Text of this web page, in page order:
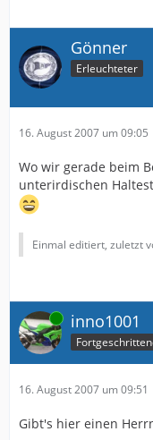
Gönner
Erleuchteter
16. August 2007 um 09:05
Wo wir gerade beim
unterirdischen
Einmal editiert, zuletzt
Online inno1001
16. August 2007 um 09:51
Gibt's hier einen